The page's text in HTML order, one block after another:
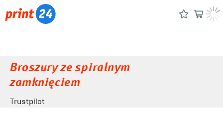
Broszury ze spiralnym
zamknięciem
Trustpilot